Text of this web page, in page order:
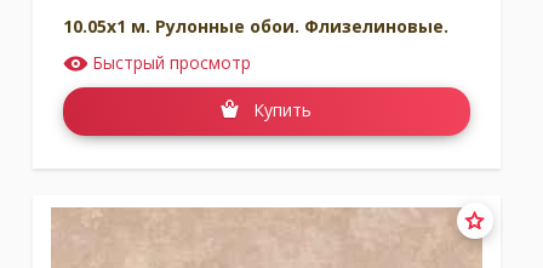
10.05x1 м. Рулонные обои. Флизелиновые.
Быстрый просмотр
Купить